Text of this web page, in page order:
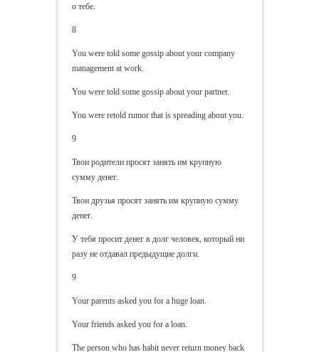
о тебе.
8
You were told some gossip about your company
management at work.
You were told some gossip about your partner.
You were retold rumor that is spreading about you.
9
Твои родители просят занять им крупную
сумму денег.
Твои друзья просят занять им крупную сумму
денег.
У тебя просит денег в долг человек, который ни
разу не отдавал предыдущие долги.
9
Your parents asked you for a huge loan.
Your friends asked you for a loan.
The person who has habit never return money back